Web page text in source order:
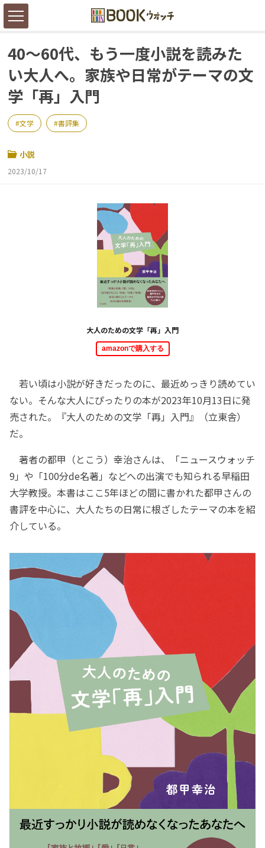
40～60代、もう一度小説を読みた
い大人へ。家族や日常がテーマの文
学「再」入門
文学 書評集
小説
2023/10/17
大人のための文学「再」入門
amazonで購入する
若い頃は小説が好きだったのに、最近めっきり読めてい
ない。そんな大人にぴったりの本が2023年10月13日に発
売された。『大人のための文学「再」入門』（立東舎）
だ。
著者の都甲（とこう）幸治さんは、「ニュースウォッチ
9」や「100分de名著」などへの出演でも知られる早稲田
大学教授。本書はここ5年ほどの間に書かれた都甲さんの
書評を中心に、大人たちの日常に根ざしたテーマの本を紹
介している。